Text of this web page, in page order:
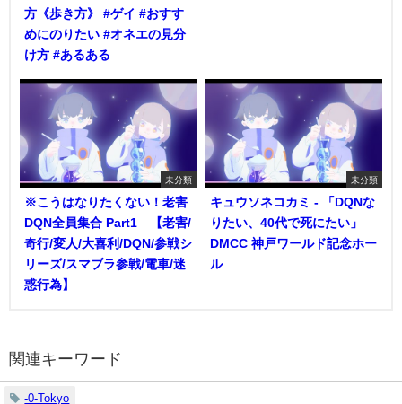
方《歩き方》 #ゲイ #おすす
めにのりたい #オネエの見分
け方 #あるある
未分類
※こうはなりたくない！老害
DQN全員集合 Part1 【老害/
奇行/変人/大喜利/DQN/参戦シ
リーズ/スマブラ参戦/電車/迷
惑行為】
未分類
キュウソネコカミ - 「DQNな
りたい、40代で死にたい」
DMCC 神戸ワールド記念ホー
ル
関連キーワード
-0-Tokyo